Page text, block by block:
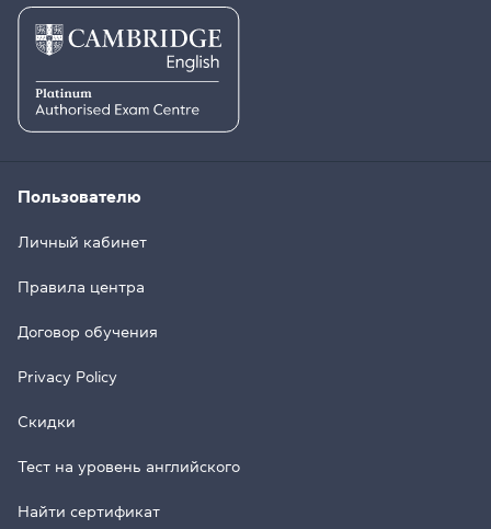
Пользователю
Личный кабинет
Правила центра
Договор обучения
Privacy Policy
Скидки
Тест на уровень английского
Найти сертификат